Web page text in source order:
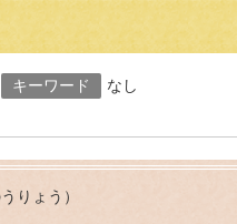
キーワード なし
りょう）